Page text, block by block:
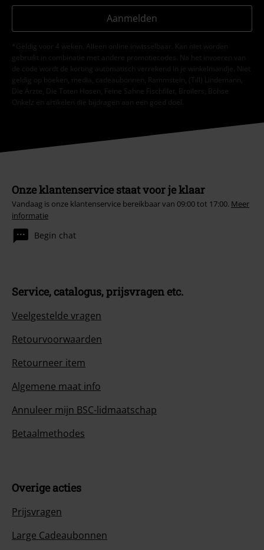
Aanmelden
*Geldig voor 4 weken. Alleen online inwisselbaar. Kan niet worden
gebruikt in combinatie met andere promotiecodes. Na het invoeren van
de code wordt de korting automatisch verrekend in je winkelmandje. Niet
geldig op boeken, media, cadeaubonnen, Rammstein, (Till) Lindemann,
Die Ärzte, Die Toten Hosen, Feine Sahne Fischfilet, Broilers, Böhse
Onkelz en artikelen die bijdragen aan een goed doel.
Onze klantenservice staat voor je klaar
Vandaag is onze klantenservice bereikbaar van 09:00 tot 17:00. Meer
informatie
Begin chat
Service, catalogus, prijsvragen etc.
Veelgestelde vragen
Retourvoorwaarden
Retourneer item
Algemene maat info
Annuleer mijn BSC-lidmaatschap
Betaalmethodes
Overige acties
Prijsvragen
Large Cadeaubonnen